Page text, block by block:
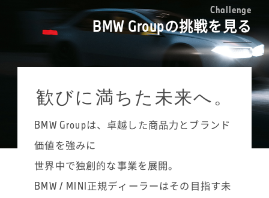
もうれしかったですね。
故障探求をする際には、「絶対これだろう」
と決めつけると重要なものを見逃してしまう
ことがあるので、「多分これかな」というく
らいに留めて進めるようにしています。めず
し、冊子にして後輩たちにも渡しています。
かと身にしみて感じたのを覚えています。
教育プログラムの充実ぶりは予想以上でし
た。MINIの独自資格の頂点・マイスターを目
指す各段階で、レベルに合った様々な研修が
設定されていて、やる気次第でどんどん知識
ステップアップを目指す楽しさややりがいが
あり、自分の仕事への誇りを持てるのがマイ
スター制度の良さだと思います。
と思っています。このオーバーオールを着る
ことで、MINIのテクニシャンであるという誇
りを感じることができます。
MINIのテクニシャンは試験を受けることで、
ジュニア・テクニシャンからMINIテクニシャ
して最高峰であるMINIマイスターへと昇格す
ることができます。まずは着実にMINIテクニ
シャンに昇格し、将来的にはMINIシニア・テ
クニシャンやMINIマイスターを目指したいで
すね。かなり勉強しないと難しいですが、い
つかは背中に「MINI MEISTER」と書かれたオ
ーバーオールを着るのが目標です。
Challenge
BMW Groupの挑戦を見る
歓びに満ちた未来へ。
BMW Groupは、卓越した商品力とブランド
価値を強みに
世界中で独創的な事業を展開。
BMW / MINI正規ディーラーはその目指す未